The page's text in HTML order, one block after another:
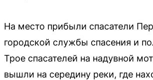
На место прибыли спасатели
городской службы спасения и
Трое спасателей на надувной
вышли на середину реки, где